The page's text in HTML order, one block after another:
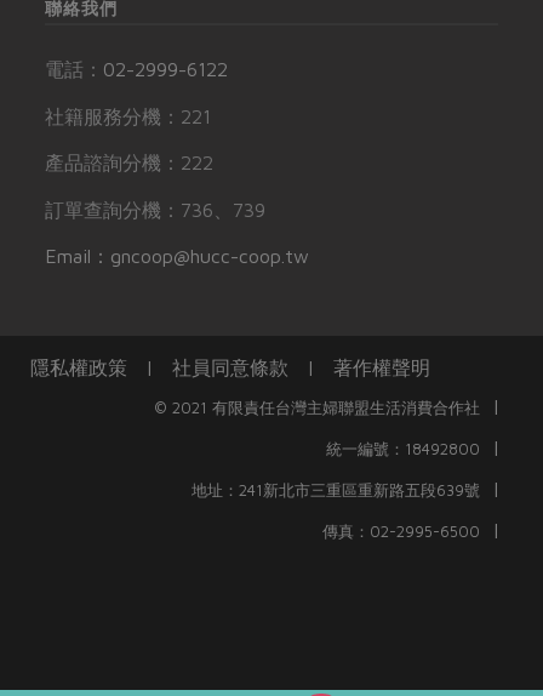
聯絡我們
電話： 02-2999-6122
社籍服務分機：221
產品諮詢分機：222
訂單查詢分機：736、739
Email：gncoop@hucc-coop.tw
隱私權政策 | 社員同意條款 | 著作權聲明
© 2021 有限責任台灣主婦聯盟生活消費合作社 |
統一編號：18492800 |
地址：241新北市三重區重新路五段639號 |
傳真：02-2995-6500 |